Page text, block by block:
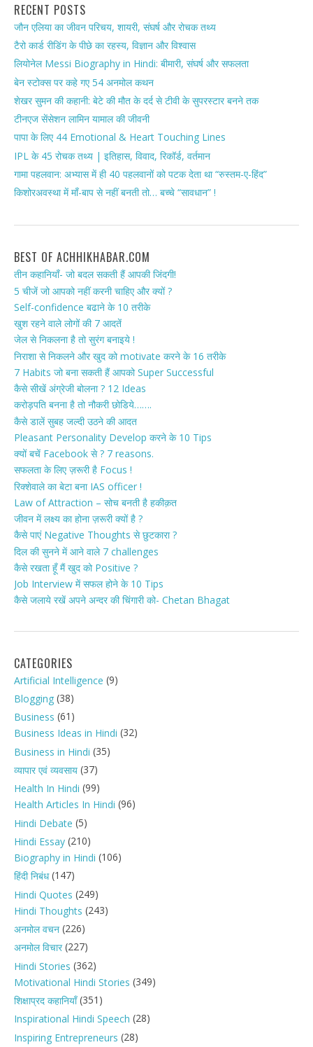
RECENT POSTS
जौन एलिया का जीवन परिचय, शायरी, संघर्ष और रोचक तथ्य
टैरो कार्ड रीडिंग के पीछे का रहस्य, विज्ञान और विश्वास
लियोनेल Messi Biography in Hindi: बीमारी, संघर्ष और सफलता
बेन स्टोक्स पर कहे गए 54 अनमोल कथन
शेखर सुमन की कहानी: बेटे की मौत के दर्द से टीवी के सुपरस्टार बनने तक
टीनएज सेंसेशन लामिन यामाल की जीवनी
पापा के लिए 44 Emotional & Heart Touching Lines
IPL के 45 रोचक तथ्य | इतिहास, विवाद, रिकॉर्ड, वर्तमान
गामा पहलवान: अभ्यास में ही 40 पहलवानों को पटक देता था “रुस्तम-ए-हिंद”
किशोरअवस्था में माँ-बाप से नहीं बनती तो… बच्चे “सावधान” !
BEST OF ACHHIKHABAR.COM
तीन कहानियाँ- जो बदल सकती हैं आपकी जिंदगी!
5 चीजें जो आपको नहीं करनी चाहिए और क्यों ?
Self-confidence बढाने के 10 तरीके
खुश रहने वाले लोगों की 7 आदतें
जेल से निकलना है तो सुरंग बनाइये !
निराशा से निकलने और खुद को motivate करने के 16 तरीके
7 Habits जो बना सकती हैं आपको Super Successful
कैसे सीखें अंग्रेजी बोलना ? 12 Ideas
करोड़पति बनना है तो नौकरी छोडिये…….
कैसे डालें सुबह जल्दी उठने की आदत
Pleasant Personality Develop करने के 10 Tips
क्यों बचें Facebook से ? 7 reasons.
सफलता के लिए ज़रूरी है Focus !
रिक्शेवाले का बेटा बना IAS officer !
Law of Attraction – सोच बनती है हकीक़त
जीवन में लक्ष्य का होना ज़रूरी क्यों है ?
कैसे पाएं Negative Thoughts से छुटकारा ?
दिल की सुनने में आने वाले 7 challenges
कैसे रखता हूँ मैं खुद को Positive ?
Job Interview में सफल होने के 10 Tips
कैसे जलाये रखें अपने अन्दर की चिंगारी को- Chetan Bhagat
CATEGORIES
Artificial Intelligence (9)
Blogging (38)
Business (61)
Business Ideas in Hindi (32)
Business in Hindi (35)
व्यापार एवं व्यवसाय (37)
Health In Hindi (99)
Health Articles In Hindi (96)
Hindi Debate (5)
Hindi Essay (210)
Biography in Hindi (106)
हिंदी निबंध(147)
Hindi Quotes (249)
Hindi Thoughts (243)
अनमोल वचन (226)
अनमोल विचार(227)
Hindi Stories (362)
Motivational Hindi Stories (349)
शिक्षाप्रद कहानियाँ(351)
Inspirational Hindi Speech (28)
Inspiring Entrepreneurs (28)